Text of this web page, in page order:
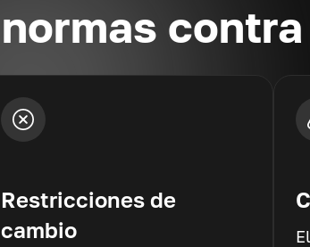
normas
Restricciones de
cambio